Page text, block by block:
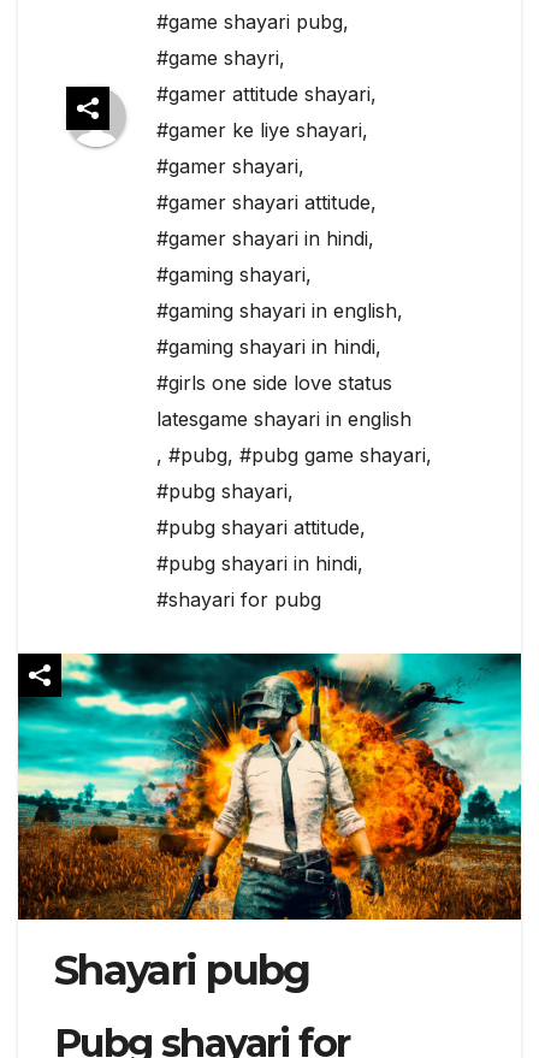
#game shayari pubg,
#game shayri,
#gamer attitude shayari,
#gamer ke liye shayari,
#gamer shayari,
#gamer shayari attitude,
#gamer shayari in hindi,
#gaming shayari,
#gaming shayari in english,
#gaming shayari in hindi,
#girls one side love status
latesgame shayari in english
, #pubg, #pubg game shayari,
#pubg shayari,
#pubg shayari attitude,
#pubg shayari in hindi,
#shayari for pubg
Shayari pubg
Pubg shayari for